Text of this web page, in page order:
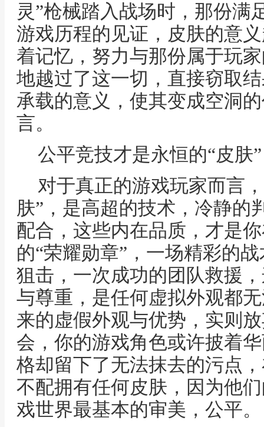
灵”枪械踏入战场时，那份满
游戏历程的见证，皮肤的意
着记忆，努力与那份属于玩
地越过了这一切，直接窃取
承载的意义，使其变成空洞
言。
公平竞技才是永恒的“皮肤”
对于真正的游戏玩家而言
肤”，是高超的技术，冷静的
配合，这些内在品质，才是
的“荣耀勋章”，一场精彩的
狙击，一次成功的团队救援
与尊重，是任何虚拟外观都
来的虚假外观与优势，实则
会，你的游戏角色或许披着
格却留下了无法抹去的污点
不配拥有任何皮肤，因为他
戏世界最基本的审美，公平。